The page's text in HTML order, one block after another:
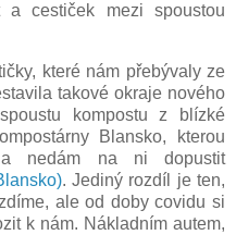
cestiček mezi spoustou
které nám přebývaly ze
takové okraje nového
kompostu z blízké
Blansko, kterou
nedám na ni dopustit
. Jediný rozdíl je ten,
ale od doby covidu si
k nám. Nákladním autem,